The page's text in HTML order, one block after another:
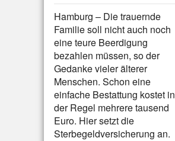
Hamburg – Die trauernde
Familie soll nicht auch noch
eine teure Beerdigung
bezahlen müssen, so der
Gedanke vieler älterer
Menschen. Schon eine
einfache Bestattung kostet in
der Regel mehrere tausend
Euro. Hier setzt die
Sterbegeldversicherung an.